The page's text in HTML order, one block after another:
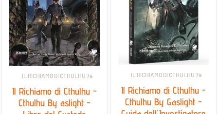
IL RICHIAMO DI CTHULHU 7a
Il Richiamo di Cthulhu -
Cthulhu By aslight -
IL RICHIAMO DI CTHULHU 7a
Il Richiamo di Cthulhu -
Cthulhu By Gaslight -